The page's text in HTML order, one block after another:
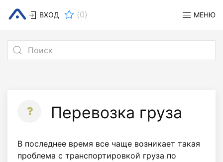
ВХОД (0) МЕНЮ
Перевозка груза
В последнее время все чаще возникает такая
проблема с транспортировкой груза по